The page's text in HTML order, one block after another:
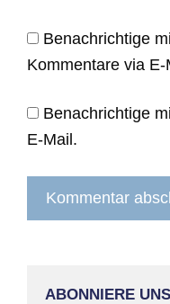
Benachrichtige
Kommentare via E-
Benachrichtige
E-Mail.
ABONNIERE